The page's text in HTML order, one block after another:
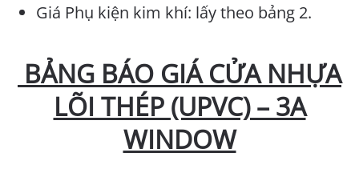
Giá Phụ kiện kim khí: lấy theo bảng 2.
BẢNG BÁO GIÁ CỬA NHỰA
LÕI THÉP (UPVC) – 3A
WINDOW